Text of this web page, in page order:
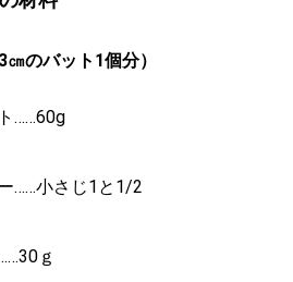
のバット1個分）
……60g
……小さじ1と1/2
ｇ